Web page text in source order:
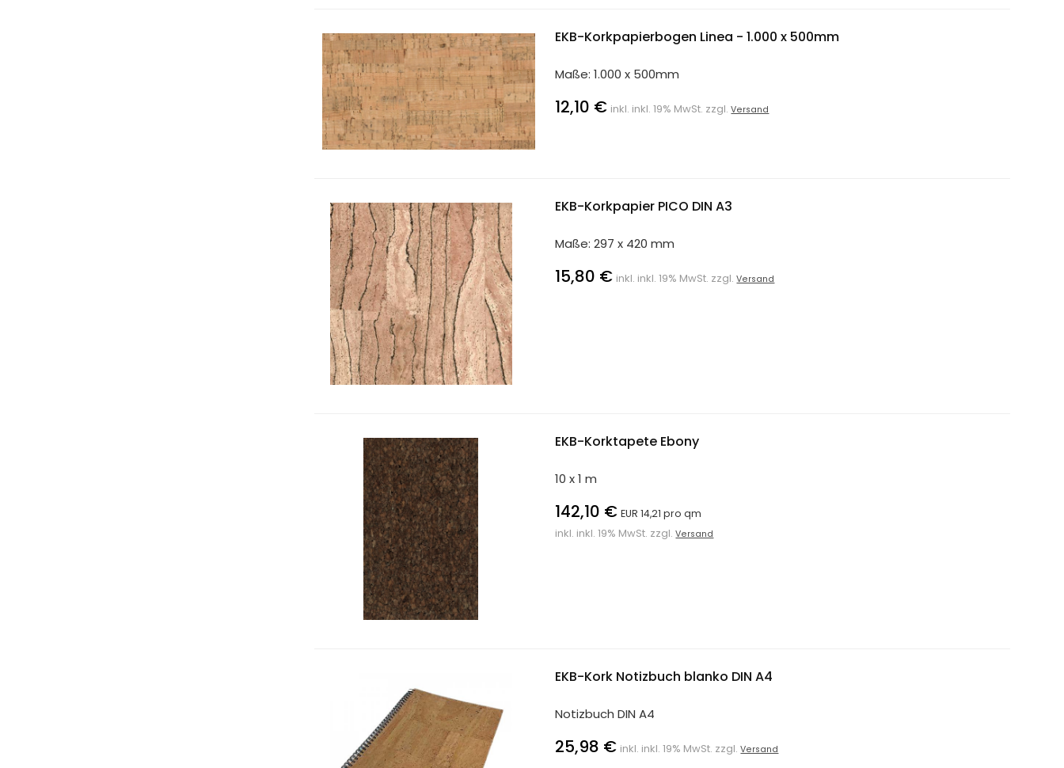
EKB-Korkpapierbogen Linea - 1.000 x 500mm
Maße: 1.000 x 500mm
12,10 € inkl. inkl. 19% MwSt. zzgl.Versand
EKB-Korkpapier PICO DIN A3
Maße: 297 x 420 mm
15,80 € inkl. inkl. 19% MwSt. zzgl.Versand
EKB-Korktapete Ebony
10 x 1 m
142,10 € EUR 14,21 pro qm
inkl. inkl. 19% MwSt. zzgl.Versand
EKB-Kork Notizbuch blanko DIN A4
Notizbuch DIN A4
25,98 € inkl. inkl. 19% MwSt. zzgl.Versand